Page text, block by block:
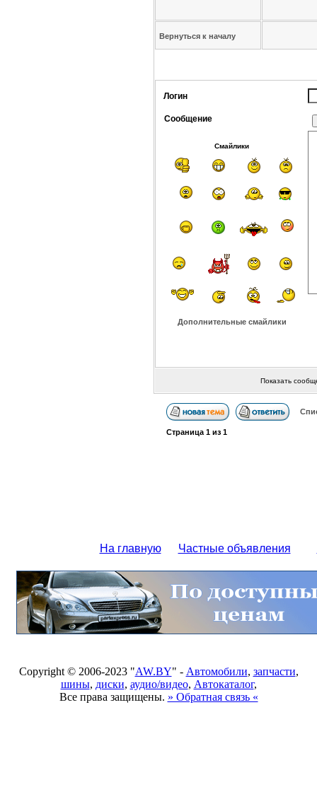
Вернуться к началу
Логин
Сообщение
Смайлики
Дополнительные смайлики
Показать
Страница 1из 1
На главную Частные объявления
Copyright © 2006-2023 "AW.BY" - Автомобили, запчасти,
шины, диски, аудио/видео, Автокаталог,
Все права защищены. » Обратная связь «